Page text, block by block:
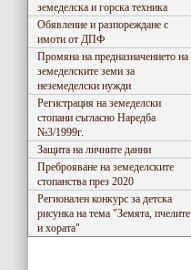
земеделска и горска техника
Обявление и разпореждане с
имоти от ДПФ
Промяна на предназначението на
земеделските земи за
неземеделски нужди
Регистрация на земеделски
стопани съгласно Наредба
№3/1999г.
Защита на личните данни
Преброяване на земеделските
стопанства през 2020
Регионален конкурс за детска
рисунка на тема "Земята, пчелите
и хората"